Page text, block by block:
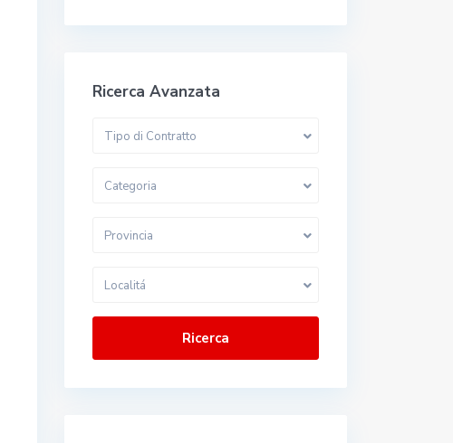
Ricerca Avanzata
Tipo di Contratto
Categoria
Provincia
Localitá
Ricerca